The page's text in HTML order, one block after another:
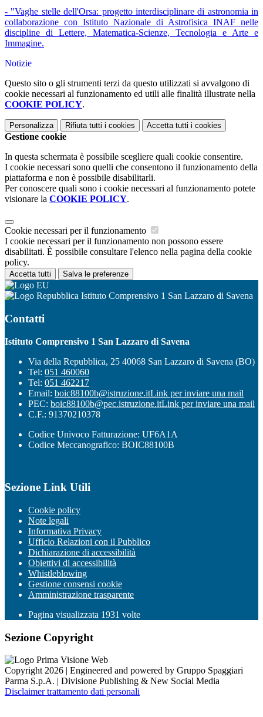
- "Vaghe stelle dell'Orsa: progetto interdisciplinare di astronomia in
collaborazione con Istituto Nazionale di Astrofisica INAF nelle
discipline di Lettere, Matematica-Scienze, Tecnologia e Arte e
Immagine.
Notizie
Questo sito o gli strumenti terzi da questo utilizzati si avvalgono di
cookie necessari al funzionamento ed utili alle finalità illustrate nella
COOKIE POLICY.
Personalizza Rifiuta tutti i cookies Accetta tutti i cookies
Gestione cookie
In questa schermata è possibile scegliere quali cookie consentire.
I cookie necessari sono quelli che consentono il funzionamento della
piattaforma e non è possibile disabilitarli.
Per conoscere quali sono i cookie necessari al funzionamento potete
visionare la COOKIE POLICY.
Cookie necessari per il funzionamento
I cookie necessari per il funzionamento non possono essere
disabilitati. È possibile consultare l'elenco nella pagina della cookie
policy.
Accetta tutti Salva le preferenze
Istituto Comprensivo 1 San Lazzaro di Savena
Contatti
Istituto Comprensivo 1 San Lazzaro di Savena
Via della Repubblica, 25 40068 San Lazzaro di Savena (BO)
Tel: 051 460060
Tel: 051 462217
Email: boic88100b@istruzione.itLink per inviare una mail
PEC: boic88100b@pec.istruzione.itLink per inviare una mail
C.F.: 91370210378
Codice Univoco Fatturazione: UF6A1A
Codice Meccanografico: BOIC88100B
Sezione Link Utili
Cookie policy
Note legali
Informativa Privacy
Ufficio Relazioni con il Pubblico
Dichiarazione di accessibilità
Obiettivi di accessibilità
Whistleblowing
Gestione consensi cookie
Amministrazione trasparente
Pagina visualizzata 1931 volte
Sezione Copyright
Copyright 2026 | Engineered and powered by Gruppo Spaggiari
Parma S.p.A. | Divisione Publishing & New Social Media
Disclaimer trattamento dati personali